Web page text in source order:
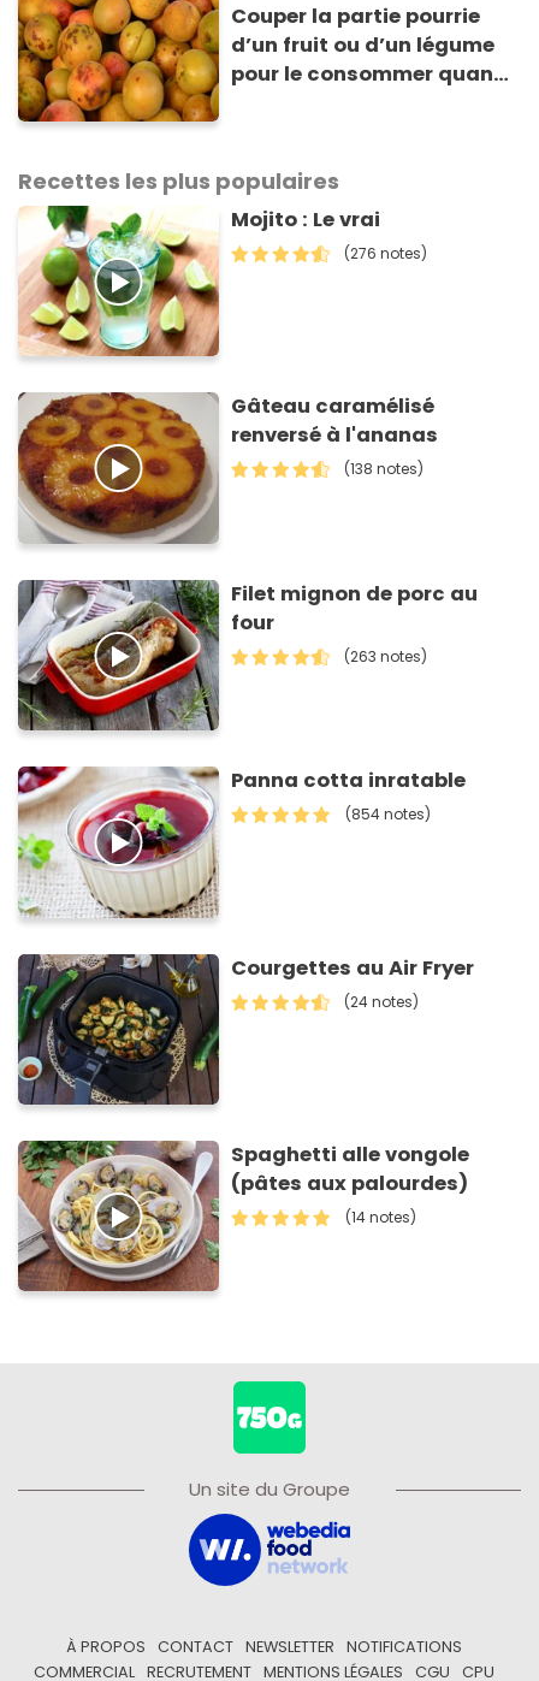
Couper la partie pourrie
d’un fruit ou d’un légume
pour le consommer quand
Recettes les plus populaires
Mojito : Le vrai
(276 notes)
Gâteau caramélisé
renversé à l'ananas
(138 notes)
Filet mignon de porc au
four
(263 notes)
Panna cotta inratable
(854 notes)
Courgettes au Air Fryer
(24 notes)
Spaghetti alle vongole
(pâtes aux palourdes)
(14 notes)
Un site du Groupe
À PROPOS CONTACT NEWSLETTER
NOTIFICATIONS
COMMERCIAL
RECRUTEMENT MENTIONS LÉGALES CGU CPU